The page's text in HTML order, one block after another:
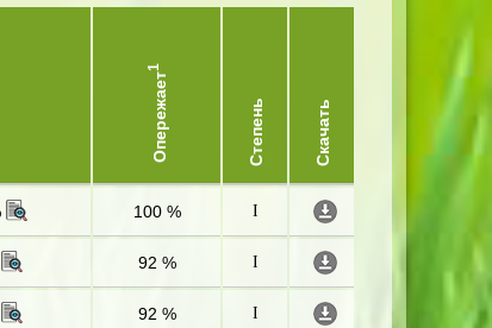
Опережает
1
Степень Скачать
100 % I
92 % I
92 % I